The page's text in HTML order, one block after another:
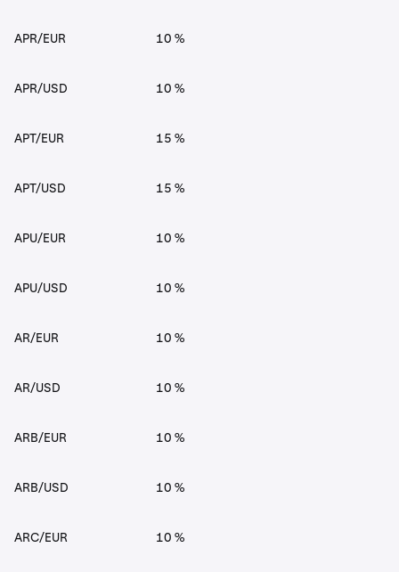
APR/EUR 10 %
APR/USD 10 %
APT/EUR 15 %
APT/USD 15 %
APU/EUR 10 %
APU/USD 10 %
AR/EUR 10 %
AR/USD 10 %
ARB/EUR 10 %
ARB/USD 10 %
ARC/EUR 10 %